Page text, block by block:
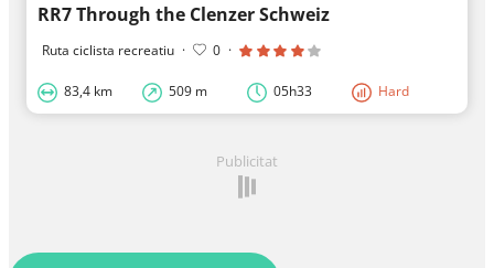
RR7 Through the Clenzer Schweiz
Ruta ciclista recreatiu · 0 ·
83,4 km 509 m 05h33 Hard
Publicitat